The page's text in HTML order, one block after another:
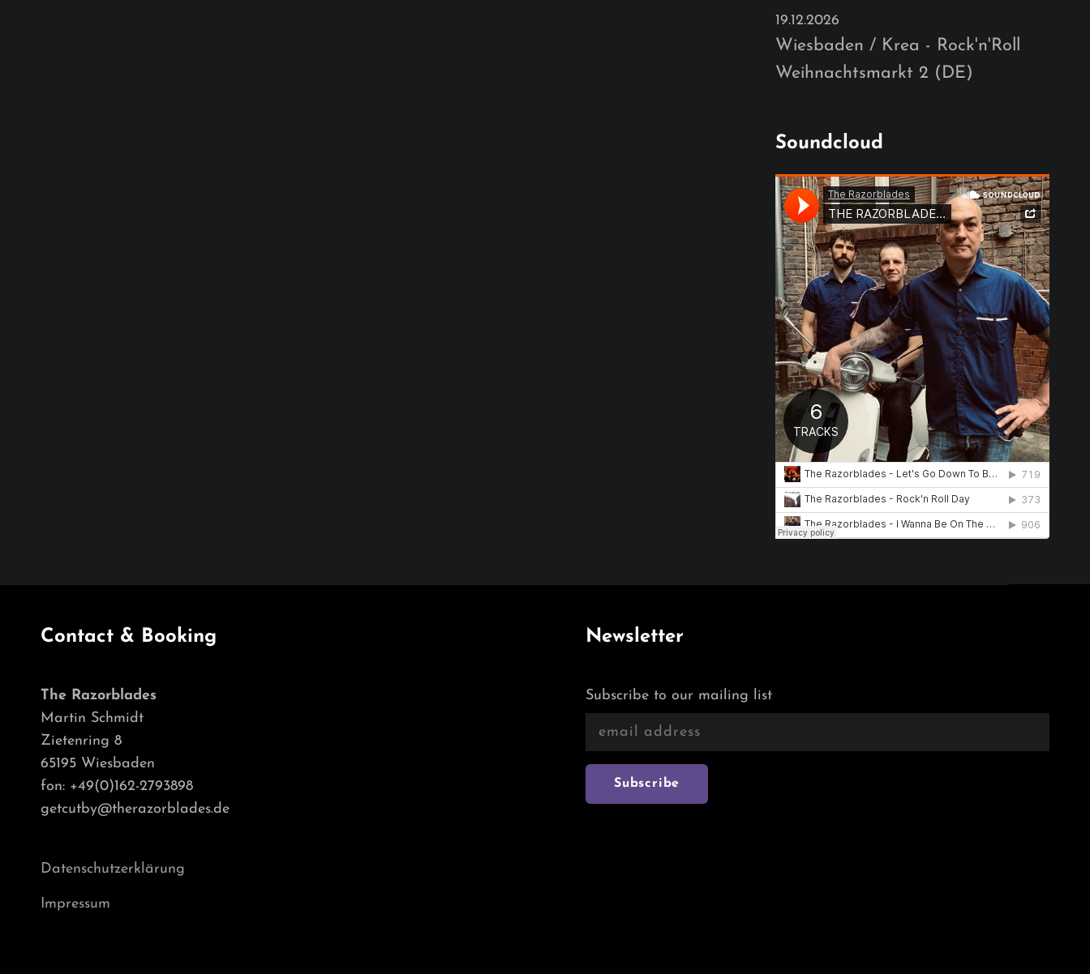
19.12.2026
Wiesbaden / Krea - Rock'n'Roll
Weihnachtsmarkt 2 (DE)
Soundcloud
Contact & Booking
The Razorblades
Martin Schmidt
Zietenring 8
65195 Wiesbaden
fon: +49(0)162-2793898
getcutby@therazorblades.de
Datenschutzerklärung
Impressum
Newsletter
Subscribe to our mailing list